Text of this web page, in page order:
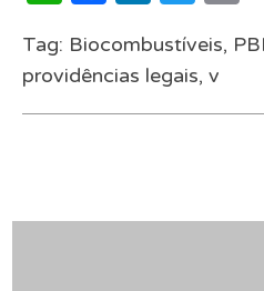
Tag: Biocombustíveis,
providências legais,v